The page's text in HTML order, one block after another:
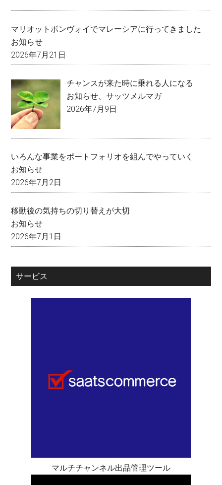
マリオットボンヴォイでマレーシアに行ってきました
お知らせ
2026年7月21日
チャンスが来た時に乗れる人になる
お知らせ、サッツメルマガ
2026年7月9日
いろんな事業をポートフォリオを組んでやっていく
お知らせ
2026年7月2日
移動後の気持ちの切り替えが大切
お知らせ
2026年7月1日
サービス
マルチチャンネル出品管理ツール